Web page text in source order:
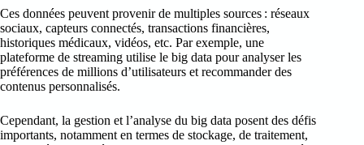
Ces données peuvent provenir de multiples sources : réseaux
sociaux, capteurs connectés, transactions financières,
historiques médicaux, vidéos, etc. Par exemple, une
plateforme de streaming utilise le big data pour analyser les
préférences de millions d’utilisateurs et recommander des
contenus personnalisés.
Cependant, la gestion et l’analyse du big data posent des défis
importants, notamment en termes de stockage, de traitement,